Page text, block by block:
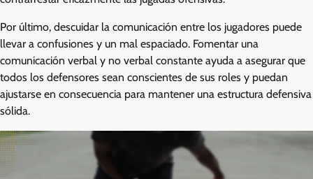
Por último, descuidar la comunicación entre los jugadores puede
llevar a confusiones y un mal espaciado. Fomentar una
comunicación verbal y no verbal constante ayuda a asegurar que
todos los defensores sean conscientes de sus roles y puedan
ajustarse en consecuencia para mantener una estructura defensiva
sólida.